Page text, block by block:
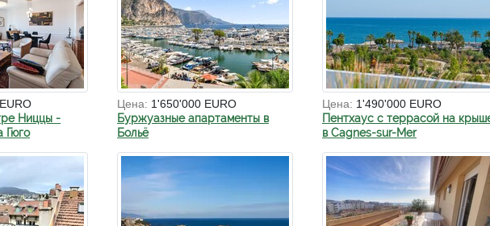
Ниццы -
Гюго
Цена: 1'650'000 EURO
Буржуазные апартаменты в
Больё
Цена: 1'490'000 EURO
Пентхаус с террасой на
в Cagnes-sur-Mer